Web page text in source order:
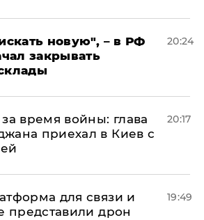
новую", – в РФ
закрывать
20:24
время войны: глава
приехал в Киев с
20:17
для связи и
представили дрон
19:49